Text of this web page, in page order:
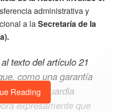
administrativa y
a laSecretaría de la
texto del artículo 21
como una garantía
de la Guardia
expresamente que
Reading